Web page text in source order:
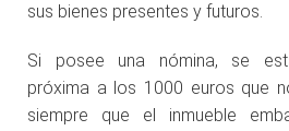
sus bienes presentes y futuros.
Si posee una nómina, se
próxima a los 1000 euros que
siempre que el inmueble